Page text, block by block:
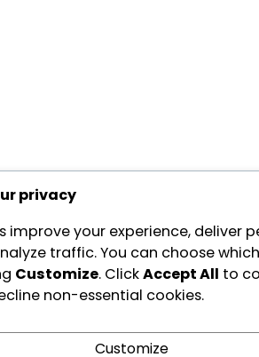
privacy
improve your experience, deliver
traffic. You can choose
Customize. ClickAccept All to
non-essential cookies.
Customize